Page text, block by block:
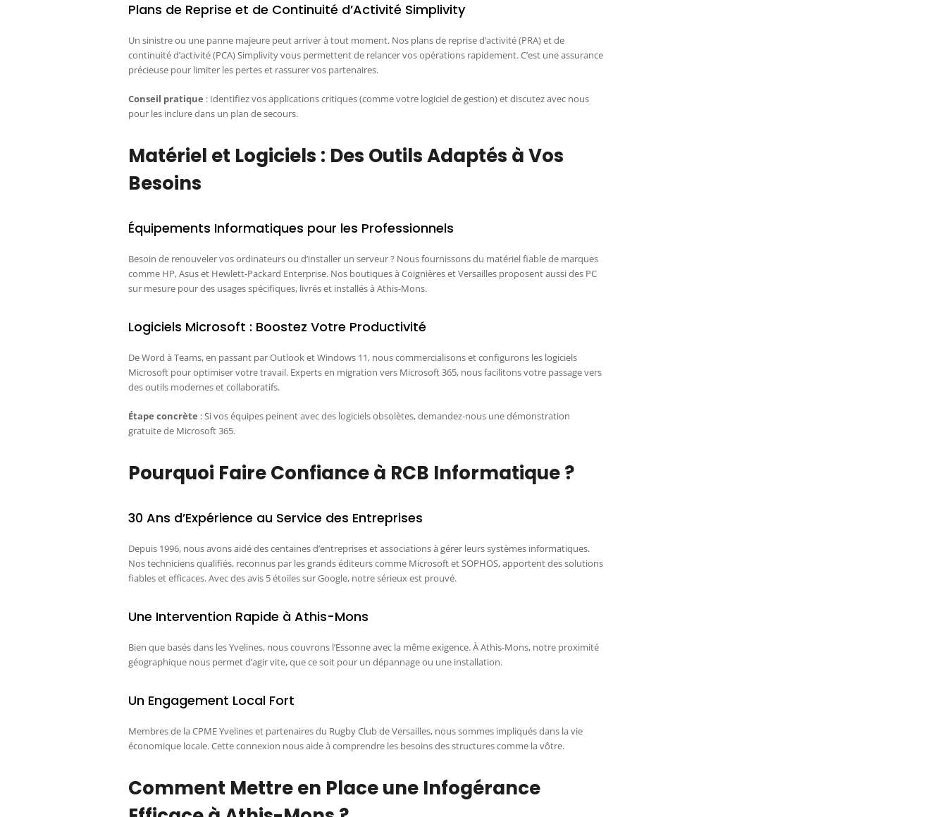
Plans de Reprise et de Continuité d’Activité Simplivity
Un sinistre ou une panne majeure peut arriver à tout moment. Nos plans de reprise d’activité (PRA) et de
continuité d’activité (PCA) Simplivity vous permettent de relancer vos opérations rapidement. C’est une assurance
précieuse pour limiter les pertes et rassurer vos partenaires.
Conseil pratique : Identifiez vos applications critiques (comme votre logiciel de gestion) et discutez avec nous
pour les inclure dans un plan de secours.
Matériel et Logiciels : Des Outils Adaptés à Vos
Besoins
Équipements Informatiques pour les Professionnels
Besoin de renouveler vos ordinateurs ou d’installer un serveur ? Nous fournissons du matériel fiable de marques
comme HP, Asus et Hewlett-Packard Enterprise. Nos boutiques à Coignières et Versailles proposent aussi des PC
sur mesure pour des usages spécifiques, livrés et installés à Athis-Mons.
Logiciels Microsoft : Boostez Votre Productivité
De Word à Teams, en passant par Outlook et Windows 11, nous commercialisons et configurons les logiciels
Microsoft pour optimiser votre travail. Experts en migration vers Microsoft 365, nous facilitons votre passage vers
des outils modernes et collaboratifs.
Étape concrète : Si vos équipes peinent avec des logiciels obsolètes, demandez-nous une démonstration
gratuite de Microsoft 365.
Pourquoi Faire Confiance à RCB Informatique ?
30 Ans d’Expérience au Service des Entreprises
Depuis 1996, nous avons aidé des centaines d’entreprises et associations à gérer leurs systèmes informatiques.
Nos techniciens qualifiés, reconnus par les grands éditeurs comme Microsoft et SOPHOS, apportent des solutions
fiables et efficaces. Avec des avis 5 étoiles sur Google, notre sérieux est prouvé.
Une Intervention Rapide à Athis-Mons
Bien que basés dans les Yvelines, nous couvrons l’Essonne avec la même exigence. À Athis-Mons, notre proximité
géographique nous permet d’agir vite, que ce soit pour un dépannage ou une installation.
Un Engagement Local Fort
Membres de la CPME Yvelines et partenaires du Rugby Club de Versailles, nous sommes impliqués dans la vie
économique locale. Cette connexion nous aide à comprendre les besoins des structures comme la vôtre.
Comment Mettre en Place une Infogérance